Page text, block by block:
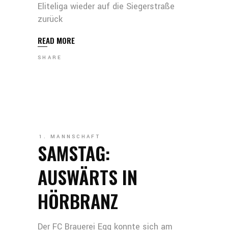
Eliteliga wieder auf die Siegerstraße
zurück
READ MORE
SHARE
1. MANNSCHAFT
SAMSTAG:
AUSWÄRTS IN
HÖRBRANZ
Der FC Brauerei Egg konnte sich am